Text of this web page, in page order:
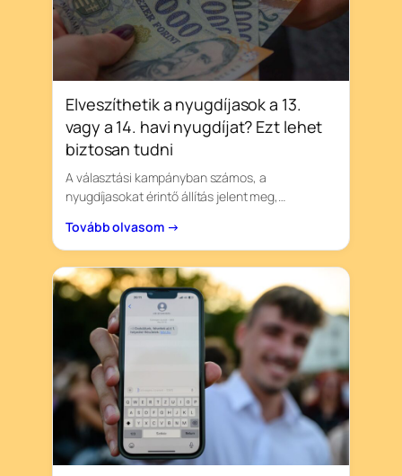
Elveszíthetik a nyugdíjasok a 13.
vagy a 14. havi nyugdíjat? Ezt lehet
biztosan tudni
A választási kampányban számos, a
nyugdíjasokat érintő állítás jelent meg,…
Tovább olvasom →